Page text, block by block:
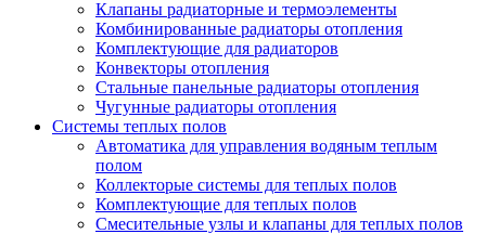
Клапаны радиаторные и термоэлементы
Комбинированные радиаторы отопления
Комплектующие для радиаторов
Конвекторы отопления
Стальные панельные радиаторы отопления
Чугунные радиаторы отопления
Системы теплых полов
Автоматика для управления водяным теплым
полом
Коллекторые системы для теплых полов
Комплектующие для теплых полов
Смесительные узлы и клапаны для теплых полов